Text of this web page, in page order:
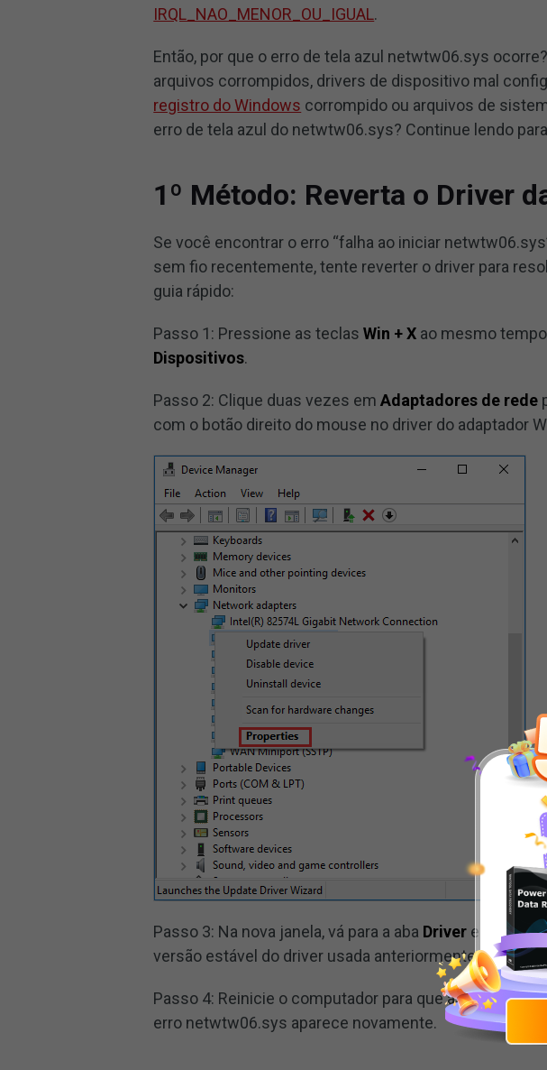
IRQL_NAO_MENOR_OU_IGUAL.
Então, por que o erro de tela azul netwtw06.sys
arquivos corrompidos, drivers de dispositivo mal
registro do Windows corrompido ou arquivos de
erro de tela azul do netwtw06.sys? Continue lendo
1º Método: Reverta o Driver
Se você encontrar o erro “falha ao iniciar
sem fio recentemente, tente reverter o driver para
guia rápido:
Passo 1: Pressione as teclasWin + X ao mesmo
Dispositivos.
Passo 2: Clique duas vezes emAdaptadores de rede
com o botão direito do mouse no driver do adaptador
Passo 3: Na nova janela, vá para a aba Driver e clique
versão estável do driver usada anteriormente.
Passo 4: Reinicie o computador para que as
erro netwtw06.sys aparece novamente.